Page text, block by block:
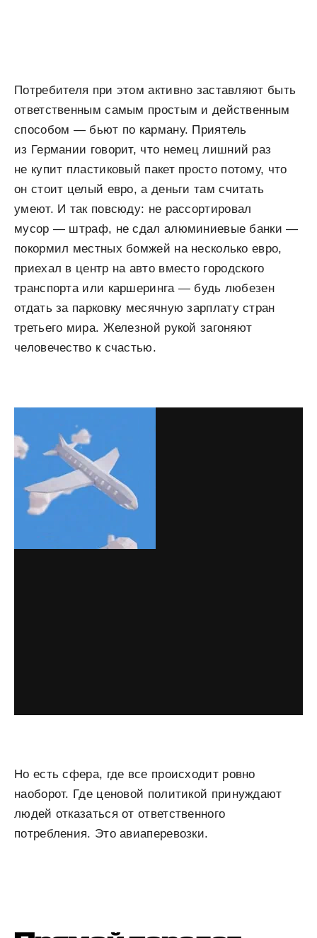
Потребителя при этом активно заставляют быть
ответственным самым простым и действенным
способом — бьют по карману. Приятель
из Германии говорит, что немец лишний раз
не купит пластиковый пакет просто потому, что
он стоит целый евро, а деньги там считать
умеют. И так повсюду: не рассортировал
мусор — штраф, не сдал алюминиевые банки —
покормил местных бомжей на несколько евро,
приехал в центр на авто вместо городского
транспорта или каршеринга — будь любезен
отдать за парковку месячную зарплату стран
третьего мира. Железной рукой загоняют
человечество к счастью.
Но есть сфера, где все происходит ровно
наоборот. Где ценовой политикой принуждают
людей отказаться от ответственного
потребления. Это авиаперевозки.